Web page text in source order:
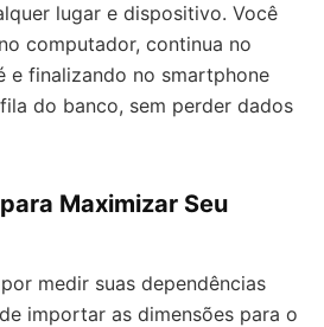
lugar e dispositivo. Você
computador, continua no
e finalizando no smartphone
do banco, sem perder dados
Maximizar Seu
medir suas dependências
importar as dimensões para o